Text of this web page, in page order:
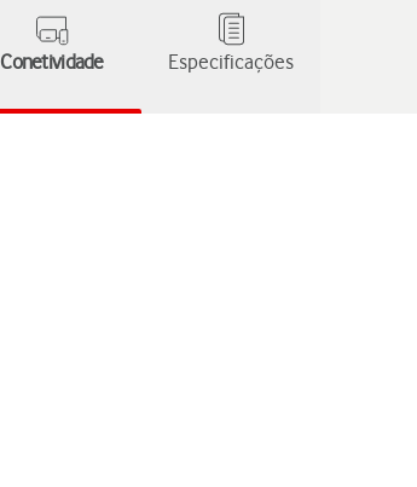
Conetividade Especificações